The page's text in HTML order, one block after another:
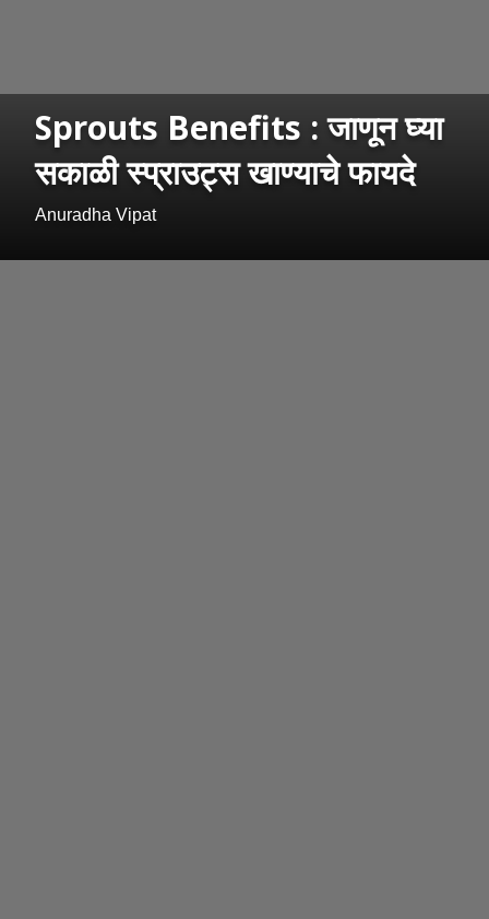
Sprouts Benefits : जाणून घ्या
सकाळी स्प्राउट्स खाण्याचे फायदे
Anuradha Vipat